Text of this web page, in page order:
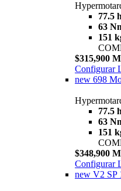
77.5
63
151
$315,900
Configurar
new 698
77.5
63
151
$348,900
Configurar
new V2 SP